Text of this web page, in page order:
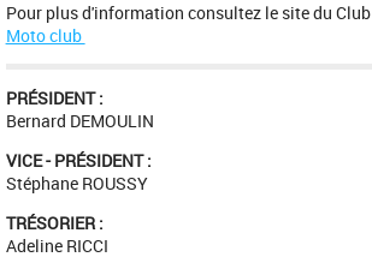
Pour plus d'information consultez le site du Club
Moto club
PRÉSIDENT :
Bernard DEMOULIN
VICE - PRÉSIDENT :
Stéphane ROUSSY
TRÉSORIER :
Adeline RICCI